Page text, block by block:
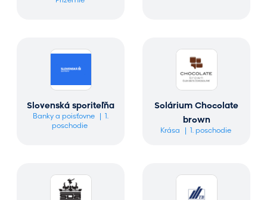
Slovenská sporiteľňa
Banky a poisťovne
1.
poschodie
Solárium Chocolate
brown
Krása 1. poschodie